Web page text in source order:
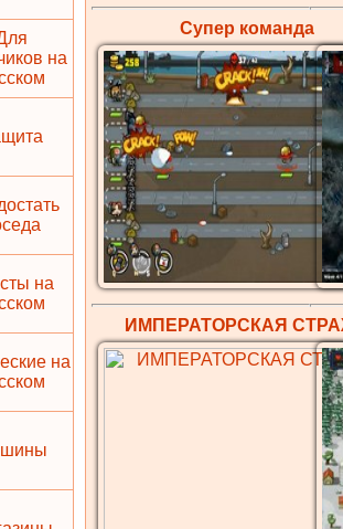
на
на
на
Супер команда
ИМПЕРАТОРСКАЯ